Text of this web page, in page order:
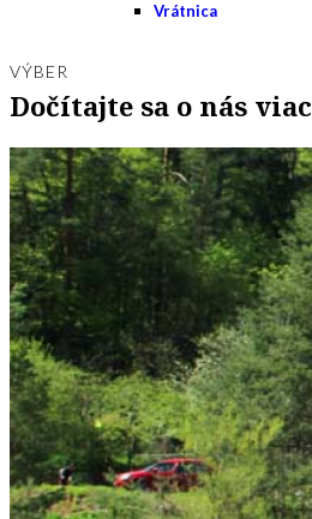
Vrátnica
VÝBER
Dočítajte sa o nás viac